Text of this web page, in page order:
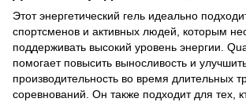
Этот энергетический гель идеально
спортсменов и активных людей, которым
поддерживать высокий уровень энергии.
помогает повысить выносливость и
производительность во время длительных
соревнований. Он также подходит для тех,